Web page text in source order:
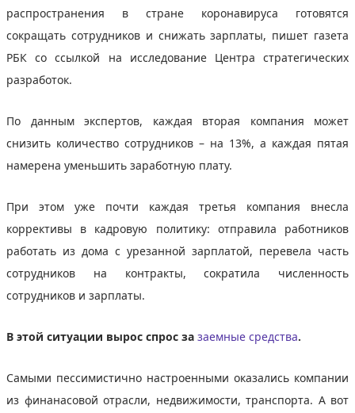
распространения в стране коронавируса готовятся
сокращать сотрудников и снижать зарплаты, пишет газета
РБК со ссылкой на исследование Центра стратегических
разработок.
По данным экспертов, каждая вторая компания может
снизить количество сотрудников – на 13%, а каждая пятая
намерена уменьшить заработную плату.
При этом уже почти каждая третья компания внесла
коррективы в кадровую политику: отправила работников
работать из дома с урезанной зарплатой, перевела часть
сотрудников на контракты, сократила численность
сотрудников и зарплаты.
В этой ситуации вырос спрос за заемные средства.
Самыми пессимистично настроенными оказались компании
из финанасовой отрасли, недвижимости, транспорта. А вот